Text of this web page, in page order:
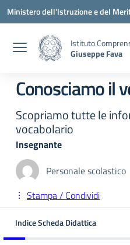
Vai ai contenuti
Vai al menu di navigazione
Vai al footer
Ministero dell'Istruzione e del
Istituto
Giuseppe Fava
Conosciamo il
Scopriamo tutte le
vocabolario
Insegnante
Personale scolastico
Stampa / Condividi
Indice Scheda Didattica